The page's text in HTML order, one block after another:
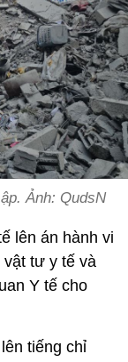
Ảnh: QudsN
lên án hành vi
vật tư y tế và
Y tế cho
tiếng chỉ